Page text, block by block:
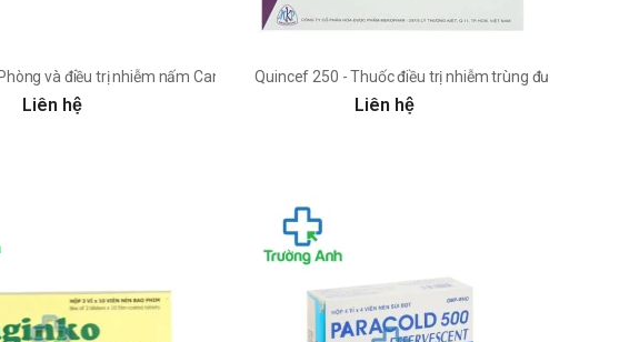
và điều trị nhiễm nấm Candida hiệu quả
Liên hệ
Quincef 250 - Thuốc điều trị nhiễm trùng đường hô hấp
Liên hệ